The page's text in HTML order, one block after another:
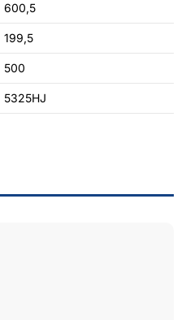
600,5
199,5
500
5325HJ